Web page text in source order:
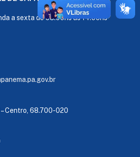
a sexta de 08:00hs às 14:00hs
gov.br
– Centro, 68.700-020